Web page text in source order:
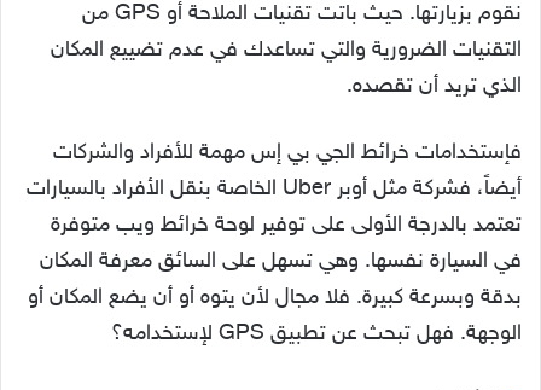
نقوم بزيارتها. حيث باتت تقنيات الملاحة أو GPS من
التقنيات الضرورية والتي تساعدك في عدم تضييع المكان
الذي تريد أن تقصده.
فإستخدامات خرائط الجي بي إس مهمة للأفراد والشركات
أيضاً، فشركة مثل أوبر Uber الخاصة بنقل الأفراد بالسيارات
تعتمد بالدرجة الأولى على توفير لوحة خرائط ويب متوفرة
في السيارة نفسها. وهي تسهل على السائق معرفة المكان
بدقة وبسرعة كبيرة. فلا مجال لأن يتوه أو أن يضع المكان أو
الوجهة. فهل تبحث عن تطبيق GPS لإستخدامه؟